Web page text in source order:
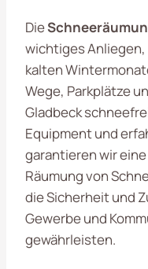
Die
wichtiges
kalten
Wege, Parkplätze
Gladbeck
Equipment und
garantieren wir
Räumung von
die Sicherheit und
Gewerbe und
gewährleisten.